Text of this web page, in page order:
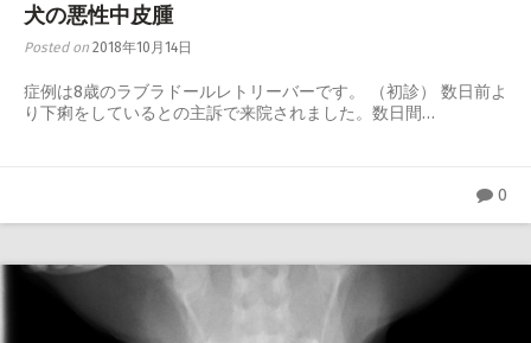
犬の悪性中皮腫
Posted on 2018年10月14日
症例は8歳のラブラドールレトリーバーです。 （初診） 数日前よ
り下痢をしているとの主訴で来院されました。数日間…
0